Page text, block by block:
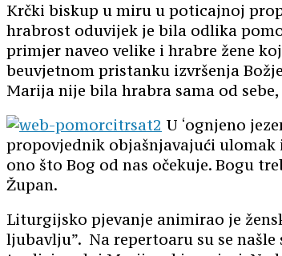
Krčki biskup u miru u poticajnoj
hrabrost oduvijek je bila odlika
primjer naveo velike i hrabre žene
beuvjetnom pristanku izvršenja
Marija nije bila hrabra sama od
U ‘ognjeno
propovjednik objašnjavajući
ono što Bog od nas očekuje. Bogu
Župan.
Liturgijsko pjevanje animirao je
ljubavlju”. Na repertoaru su se našle